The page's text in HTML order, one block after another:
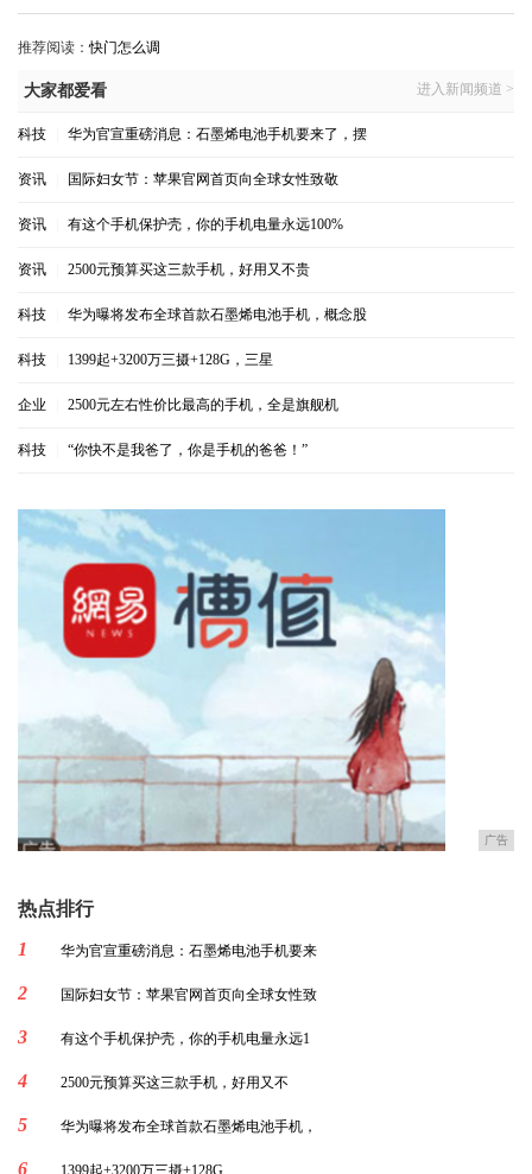
推荐阅读：快门怎么调
大家都爱看 进入新闻频道 >
科技 华为官宣重磅消息：石墨烯电池手机要来了，摆
资讯 国际妇女节：苹果官网首页向全球女性致敬
资讯 有这个手机保护壳，你的手机电量永远100%
资讯 2500元预算买这三款手机，好用又不贵
科技 华为曝将发布全球首款石墨烯电池手机，概念股
科技 1399起+3200万三摄+128G，三星
企业 2500元左右性价比最高的手机，全是旗舰机
科技 “你快不是我爸了，你是手机的爸爸！”
广告
热点排行
1
华为官宣重磅消息：石墨烯电池手机要来
2 国际妇女节：苹果官网首页向全球女性致
3 有这个手机保护壳，你的手机电量永远1
4 2500元预算买这三款手机，好用又不
5 华为曝将发布全球首款石墨烯电池手机，
6 1399起+3200万三摄+128G